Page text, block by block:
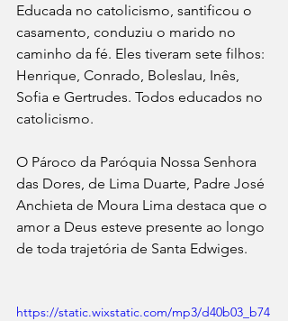
Educada no catolicismo, santificou o
casamento, conduziu o marido no
caminho da fé. Eles tiveram sete filhos:
Henrique, Conrado, Boleslau, Inês,
Sofia e Gertrudes. Todos educados no
catolicismo.
O Pároco da Paróquia Nossa Senhora
das Dores, de Lima Duarte, Padre José
Anchieta de Moura Lima destaca que o
amor a Deus esteve presente ao longo
de toda trajetória de Santa Edwiges.
https://static.wixstatic.com/mp3/d40b03_b74